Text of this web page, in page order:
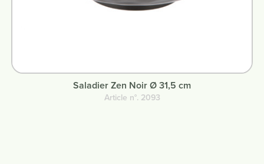
Saladier Zen Noir Ø 31,5 cm
Article n°. 2093